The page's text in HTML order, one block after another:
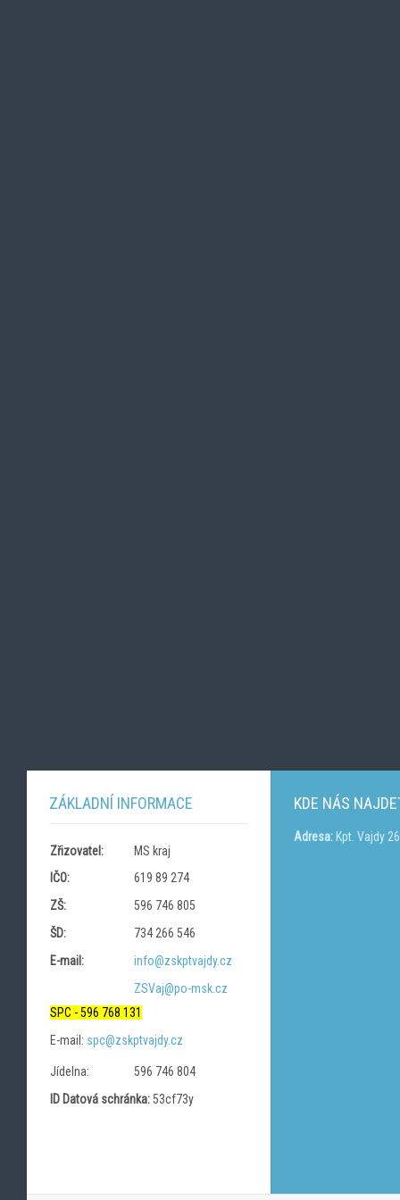
ZÁKLADNÍ INFORMACE
Zřizovatel:
MS kraj
IČO:
619 89 274
ZŠ:
596 746 805
ŠD:
734 266 546
E-mail:
info@zskptvajdy.cz
ZSVaj@po-msk.cz
SPC - 596 768 131
E-mail: spc@zskptvajdy.cz
Jídelna:
596 746 804
ID Datová schránka:53cf73y
KDE NÁS
Adresa:Kpt. Vajdy